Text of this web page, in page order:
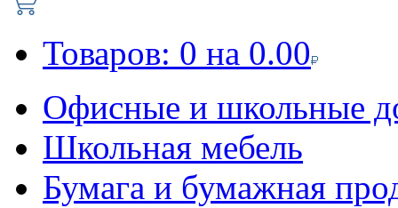
Товаров: 0 на 0.00
Офисные и школьные
Школьная мебель
Бумага и бумажная